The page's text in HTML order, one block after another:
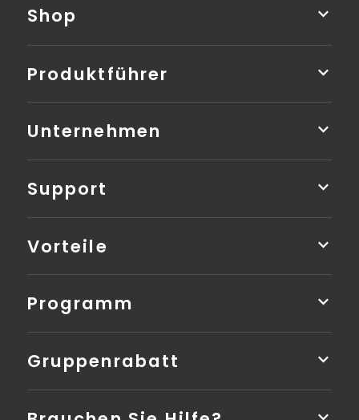
Shop
Produktführer
Unternehmen
Support
Vorteile
Programm
Gruppenrabatt